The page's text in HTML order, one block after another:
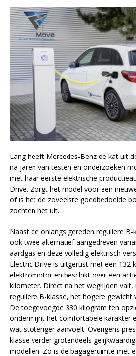
Lang heeft Mercedes-Benz de kat uit
na jaren van testen en onderzoeken
met haar eerste elektrische
Drive. Zorgt het model voor een
of is het de zoveelste goedbedoelde
zochten het uit.
Naast de onlangs gereden reguliere B-
ook twee alternatief aangedreven
aardgas en deze volledig elektrisch
Electric Drive is uitgerust met een 132
elektromotor en beschikt over een
kilometer. Direct na het wegrijden valt,
reguliere B-klasse, het hogere gewicht
De toegevoegde 330 kilogram ten
ondermijnt het comfortabele karakter
wat stoteriger aanvoelt. Overigens
klasse verder grotendeels
modellen. Zo is de bagageruimte met